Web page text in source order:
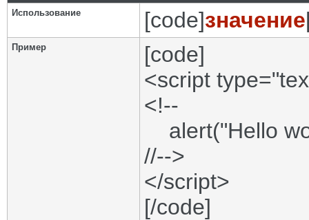
Использование [code]значение
Пример
[code]
<script
<!--
alert("Hello
//-->
</script>
[/code]